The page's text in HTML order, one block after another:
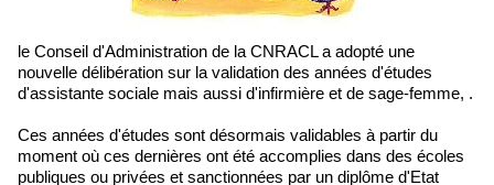
le Conseil d'Administration de la CNRACL a adopté une
nouvelle délibération sur la validation des années d'études
d'assistante sociale mais aussi d'infirmière et de sage-femme, .
Ces années d'études sont désormais validables à partir du
moment où ces dernières ont été accomplies dans des écoles
publiques ou privées et sanctionnées par un diplôme d'Etat